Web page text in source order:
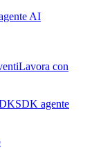
AI
Lavora con
SDK agente